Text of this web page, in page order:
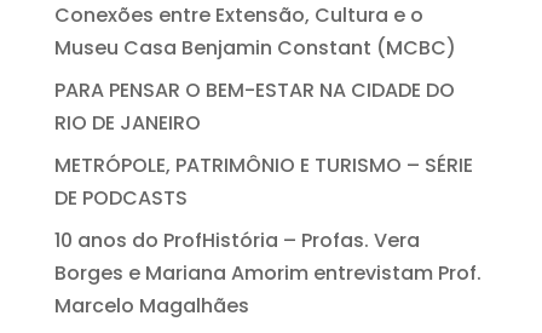
Conexões entre Extensão, Cultura e o
Museu Casa Benjamin Constant (MCBC)
PARA PENSAR O BEM-ESTAR NA CIDADE DO
RIO DE JANEIRO
METRÓPOLE, PATRIMÔNIO E TURISMO – SÉRIE
DE PODCASTS
10 anos do ProfHistória – Profas. Vera
Borges e Mariana Amorim entrevistam Prof.
Marcelo Magalhães